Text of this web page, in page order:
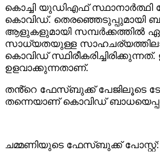
കൊച്ചി യുഡിഎഫ് സ്ഥാനാർത്ഥി
കൊവിഡ്. തെരഞ്ഞെടുപ്പുമായി
ആളുകളുമായി സമ്പർക്കത്തിൽ
സാധ്യതയുള്ള
കൊവിഡ്
ഉളവാക്കുന്നതാണ്.
തൻ്റെ ഫേസ്ബുക്ക് പേജിലൂടെ
തന്നെയാണ് കൊവിഡ്
ചമ്മണിയുടെ ഫേസ്ബുക്ക് പോസ്റ്റ്: